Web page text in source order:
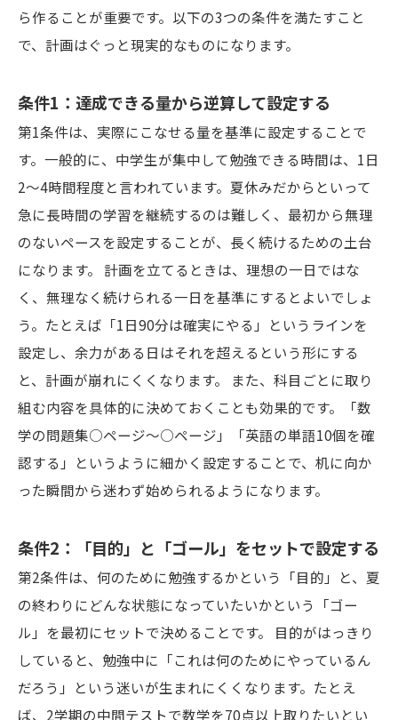
ら作ることが重要です。以下の3つの条件を満たすこと
で、計画はぐっと現実的なものになります。
条件1：達成できる量から逆算して設定する
第1条件は、実際にこなせる量を基準に設定することで
す。一般的に、中学生が集中して勉強できる時間は、1日
2〜4時間程度と言われています。夏休みだからといって
急に長時間の学習を継続するのは難しく、最初から無理
のないペースを設定することが、長く続けるための土台
になります。 計画を立てるときは、理想の一日ではな
く、無理なく続けられる一日を基準にするとよいでしょ
う。たとえば「1日90分は確実にやる」というラインを
設定し、余力がある日はそれを超えるという形にする
と、計画が崩れにくくなります。 また、科目ごとに取り
組む内容を具体的に決めておくことも効果的です。「数
学の問題集○ページ〜○ページ」「英語の単語10個を確
認する」というように細かく設定することで、机に向か
った瞬間から迷わず始められるようになります。
条件2：「目的」と「ゴール」をセットで設定する
第2条件は、何のために勉強するかという「目的」と、夏
の終わりにどんな状態になっていたいかという「ゴー
ル」を最初にセットで決めることです。 目的がはっきり
していると、勉強中に「これは何のためにやっているん
だろう」という迷いが生まれにくくなります。たとえ
ば、2学期の中間テストで数学を70点以上取りたいとい